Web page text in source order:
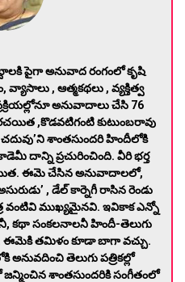
పైగా అనువాద రంగంలో కృషి
, ఆత్మకథలు , వ్యక్తిత్వ
అనువాదాలు చేసి 76
రచయిత ,కొడవటిగంటి కుటుంబరావు
శాంతసుందరి హిందీలోకి
దాన్ని ప్రచురించింది. వీరి భర్త
ఈమె చేసిన అనువాదాలలో,
, డేల్ కార్నెగీ రాసిన రెండు
వంటివి ముఖ్యమైనవి. ఇవికాక ఎన్నో
కథా సంకలనాలనీ హిందీ-తెలుగు
ఈమెకి తమిళం కూడా బాగా వచ్చు.
అనువదించి తెలుగు పత్రికల్లో
జన్మించిన శాంతసుందరికి సంగీతంలో